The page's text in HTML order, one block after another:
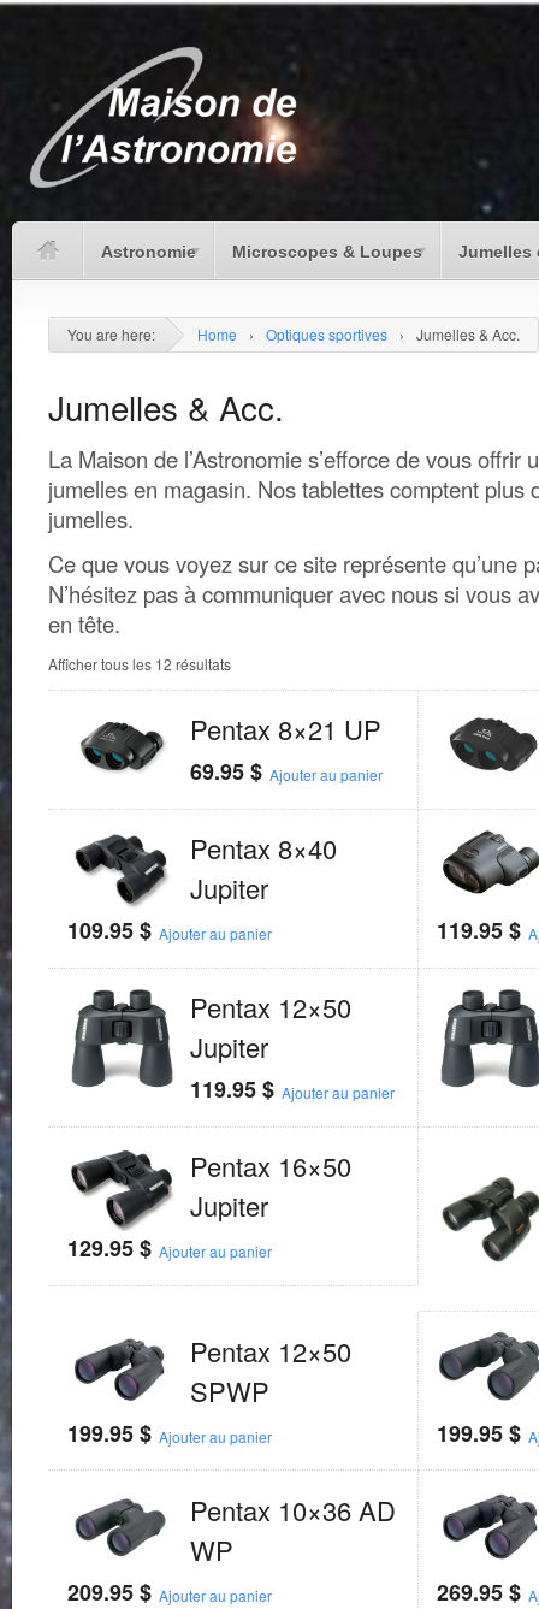
Astronomie Microscopes & Loupes Jumelles
You are here: Home › Optiques sportives › Jumelles & Acc.
Jumelles & Acc.
La Maison de l’Astronomie s’efforce de vous offrir
jumelles en magasin. Nos tablettes comptent plus
jumelles.
Ce que vous voyez sur ce site représente qu’une
N’hésitez pas à communiquer avec nous si vous
en tête.
Afficher tous les 12 résultats
Pentax 8×21 UP
69.95$ Ajouter au panier
Pentax 8×40
Jupiter
109.95$ Ajouter au panier 119.95$
Pentax 12×50
Jupiter
119.95$ Ajouter au panier
Pentax 16×50
Jupiter
129.95$ Ajouter au panier
Pentax 12×50
SPWP
199.95$ Ajouter au panier 199.95$
Pentax 10×36 AD
WP
209.95$ Ajouter au panier 269.95$